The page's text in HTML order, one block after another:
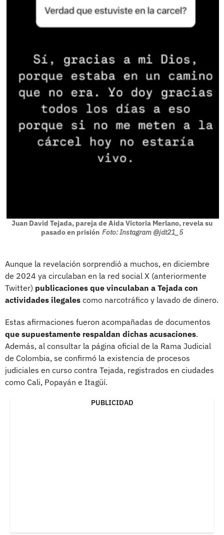
Juan David Tejada, pareja de Aida Victoria Merlano, revela su
pasado en prisión Foto: Instagram @jdt21_5
Aunque la revelación sorprendió a muchos, en diciembre
de 2024 ya circulaban en la red social X (anteriormente
Twitter) publicaciones que vinculaban a Tejada con
actividades ilegales como narcotráfico y lavado de dinero.
Estas afirmaciones fueron acompañadas de documentos
que supuestamente respaldan dichas acusaciones.
Además, al consultar la página oficial de la Rama Judicial
de Colombia, se confirmó la existencia de procesos
judiciales en curso contra Tejada, registrados en ciudades
como Cali, Popayán e Itagüí.
PUBLICIDAD